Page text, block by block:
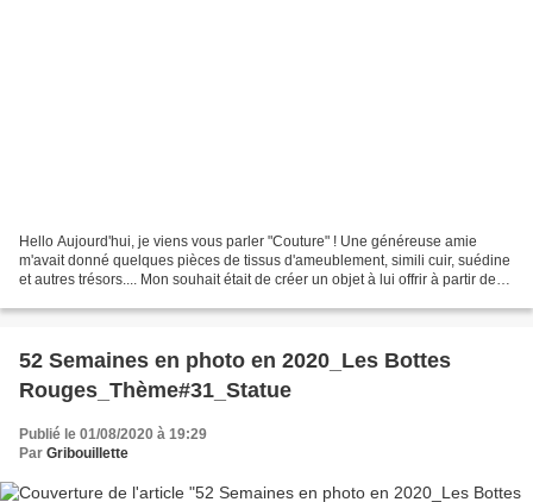
Hello Aujourd'hui, je viens vous parler "Couture" ! Une généreuse amie
m'avait donné quelques pièces de tissus d'ameublement, simili cuir, suédine
et autres trésors.... Mon souhait était de créer un objet à lui offrir à partir de
52 Semaines en photo en 2020_Les Bottes
Rouges_Thème#31_Statue
Publié le 01/08/2020 à 19:29
Par Gribouillette